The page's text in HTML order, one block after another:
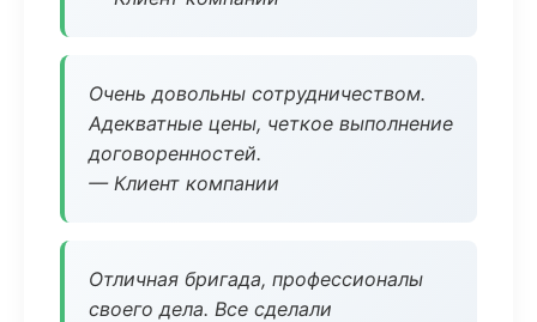
Очень довольны сотрудничеством.
Адекватные цены, четкое выполнение
договоренностей.
— Клиент компании
Отличная бригада, профессионалы
своего дела. Все сделали